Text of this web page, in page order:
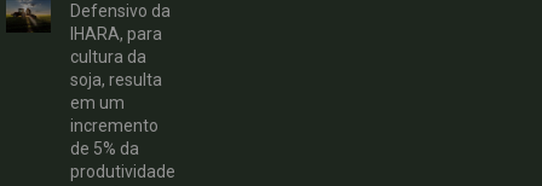
Defensivo da
IHARA, para
cultura da
soja, resulta
em um
incremento
de 5% da
produtividade